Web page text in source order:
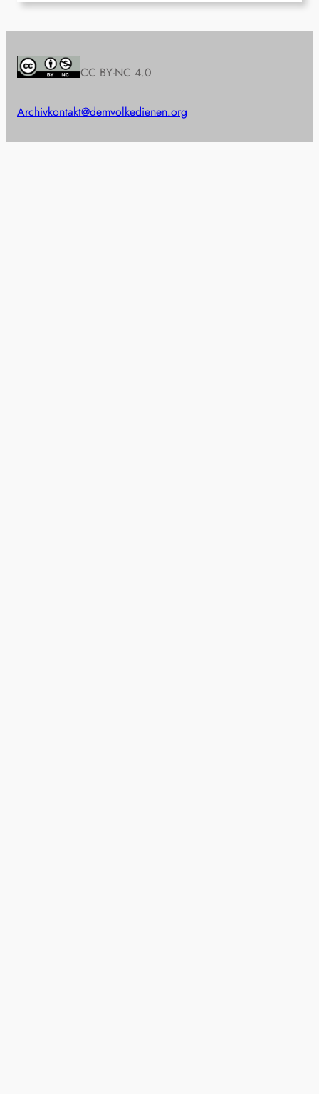
CC BY-NC 4.0
Archivkontakt@demvolkedienen.org